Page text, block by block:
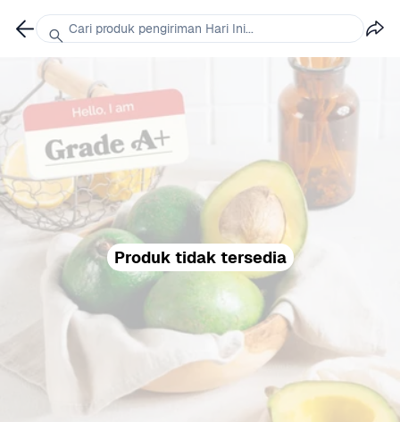
Produk tidak tersedia
Cari produk pengiriman Hari Ini...